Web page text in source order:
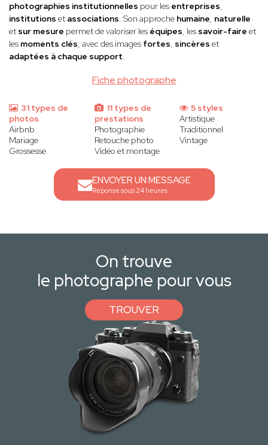
Fiche photographe
photographies institutionnelles pour les entreprises,
institutions et associations. Son approche humaine, naturelle
et sur mesure permet de valoriser les équipes, les savoir-faire et
les moments clés, avec des images fortes, sincères et
adaptées à chaque support.
31 types de
photos
Airbnb
Mariage
Grossesse
11 types de
prestations
Photographie
Retouche photo
Vidéo et montage
5 styles
Artistique
Traditionnel
Vintage
ENVOYER UN MESSAGE
Réponse sous 24 heures
On trouve
le photographe pour vous
TROUVER